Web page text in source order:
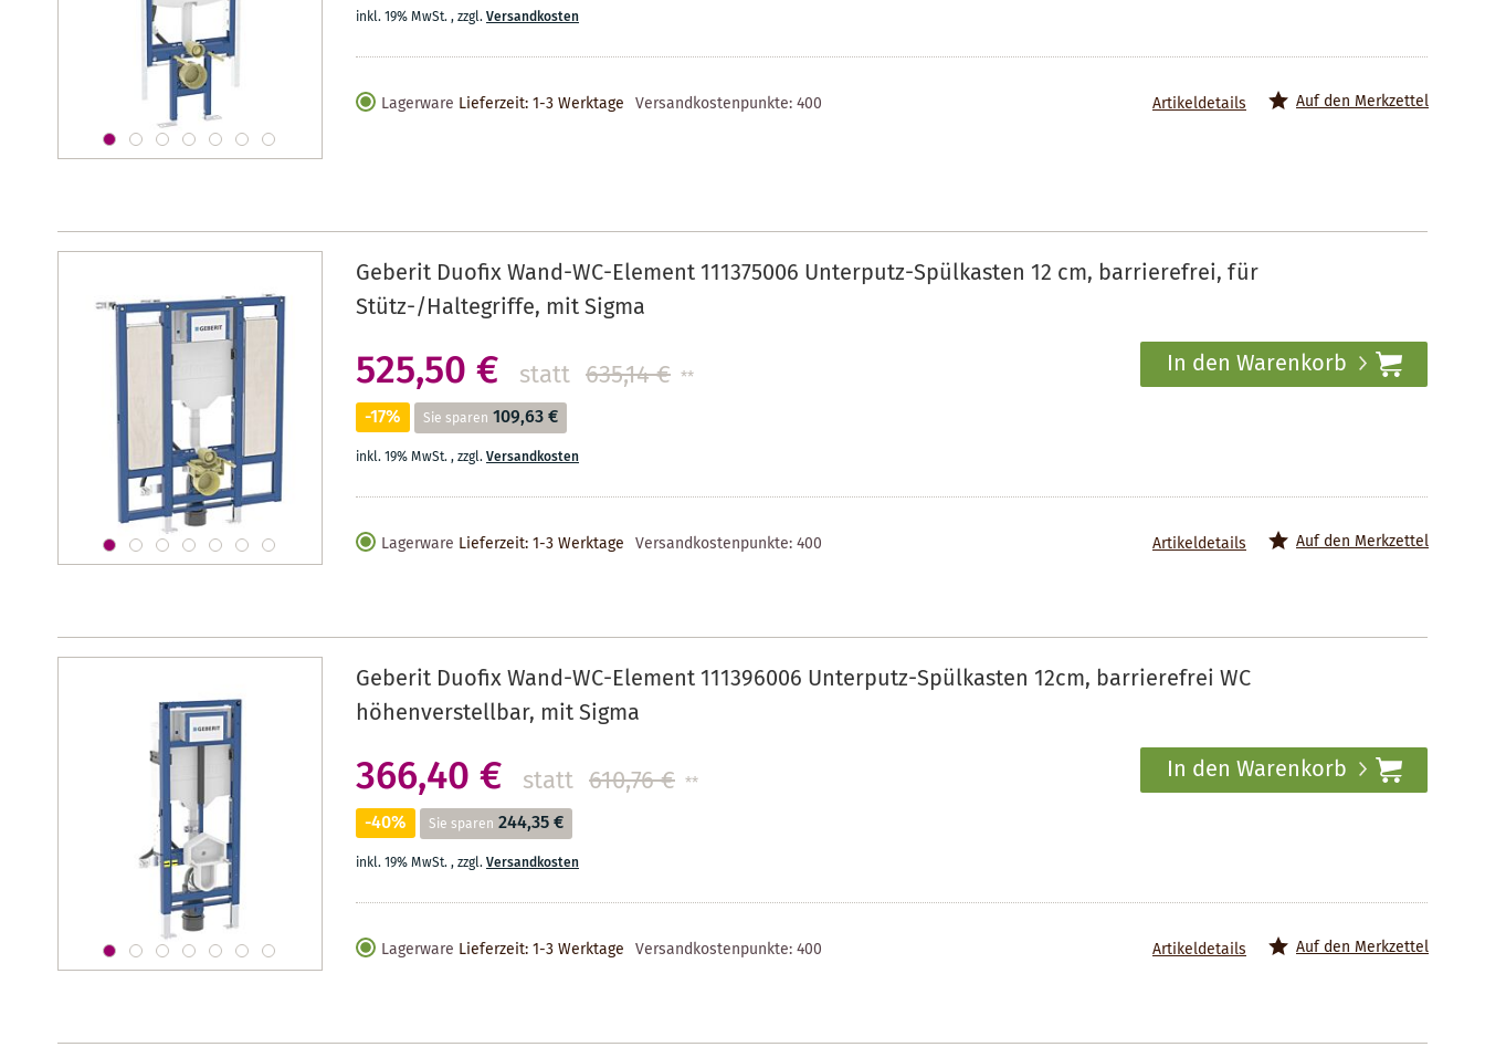
inkl. 19% MwSt.,zzgl.Versandkosten
Lagerware Lieferzeit: 1-3 Werktage Versandkostenpunkte:400 Auf den Merkzettel
Artikeldetails
Geberit Duofix Wand-WC-Element 111375006 Unterputz-Spülkasten 12 cm, barrierefrei, für
Stütz-/Haltegriffe, mit Sigma
525,50 € statt 635,14 € **
-17% Sie sparen 109,63 €
inkl. 19% MwSt.,zzgl.Versandkosten
In den Warenkorb
Lagerware Lieferzeit: 1-3 Werktage Versandkostenpunkte:400 Auf den Merkzettel
Artikeldetails
Geberit Duofix Wand-WC-Element 111396006 Unterputz-Spülkasten 12cm, barrierefrei WC
höhenverstellbar, mit Sigma
366,40 € statt 610,76 € **
-40% Sie sparen 244,35 €
inkl. 19% MwSt.,zzgl.Versandkosten
In den Warenkorb
Lagerware Lieferzeit: 1-3 Werktage Versandkostenpunkte:400 Auf den Merkzettel
Artikeldetails